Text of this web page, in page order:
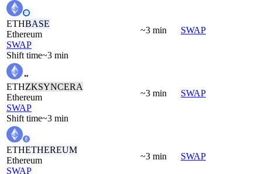
ETHBASE
Ethereum
SWAP
Shift time~3 min
~3 min SWAP
ETHZKSYNCERA
Ethereum
SWAP
Shift time~3 min
~3 min SWAP
ETHETHEREUM
Ethereum
SWAP
~3 min SWAP